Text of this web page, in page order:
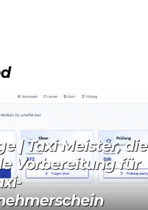
Zukunft
| Taxi Meister, die
Vorbereitung für